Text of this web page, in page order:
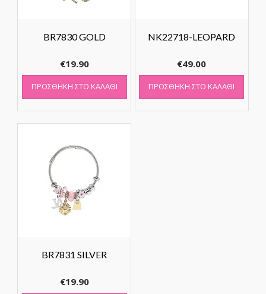
BR7830 GOLD
€19.90
ΠΡΟΣΘΉΚΗ ΣΤΟ ΚΑΛΆΘΙ
NK22718-LEOPARD
€49.00
ΠΡΟΣΘΉΚΗ ΣΤΟ ΚΑΛΆΘΙ
BR7831 SILVER
€19.90